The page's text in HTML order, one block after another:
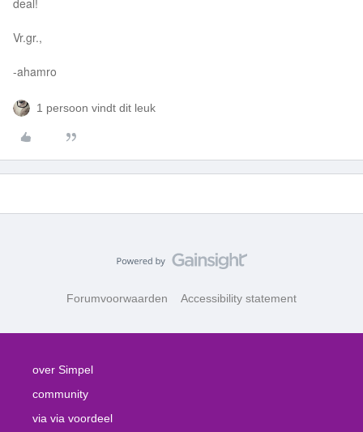
deal!
Vr.gr.,
-ahamro
1 persoon vindt dit leuk
Forumvoorwaarden Accessibility statement
over Simpel
community
via via voordeel